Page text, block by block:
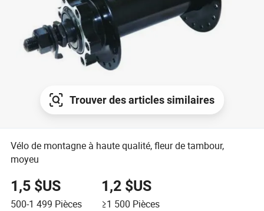
Trouver des articles similaires
Vélo de montagne à haute qualité, fleur de tambour,
moyeu
1,5 $US
500-1 499 Pièces
1,2 $US
≥1 500 Pièces